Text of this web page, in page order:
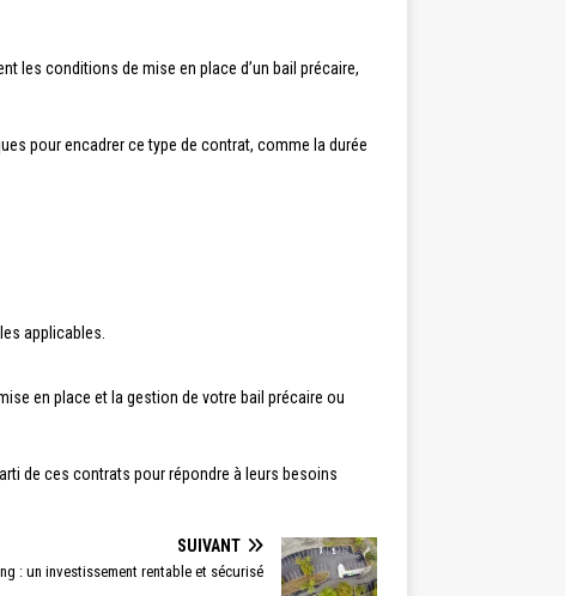
les conditions de mise en place d’un bail précaire,
pour encadrer ce type de contrat, comme la durée
applicables.
en place et la gestion de votre bail précaire ou
de ces contrats pour répondre à leurs besoins
SUIVANT
: un investissement rentable et sécurisé